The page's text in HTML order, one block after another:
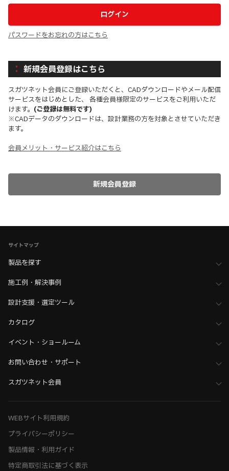
パスワードをお忘れの方はこちら
新規会員登録はこちら
スガツネット会員にご登録いただくと、CADダウンロードやメール配信
サービスをはじめとした、 各種会員様限定のサービスをご利用いただ
けます。 (ご登録は無料です)
※CADデータのダウンロードは、設計業務の方を対象とさせていただき
ます。
会員メリット・サービス紹介はこちら
サイトマップ
製品を探す
施工例・解決事例
設計支援・選定ツール
カタログ
イベント・ショールーム
お問い合わせ・サポート
スガツネット会員
WEBサイト利用規約
プライバシーポリシー
製品情報・利用ガイド
特定商取引法に基づく表示